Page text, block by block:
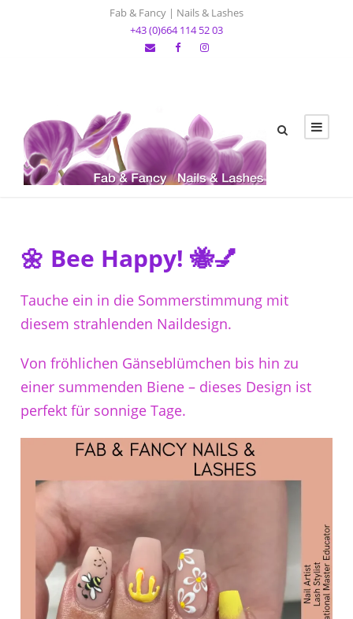
Fab & Fancy | Nails & Lashes
+43 (0)664 114 52 03
🌼 Bee Happy! 🐝💅
Tauche ein in die Sommerstimmung mit
diesem strahlenden Naildesign.
Von fröhlichen Gänseblümchen bis hin zu
einer summenden Biene – dieses Design ist
perfekt für sonnige Tage.